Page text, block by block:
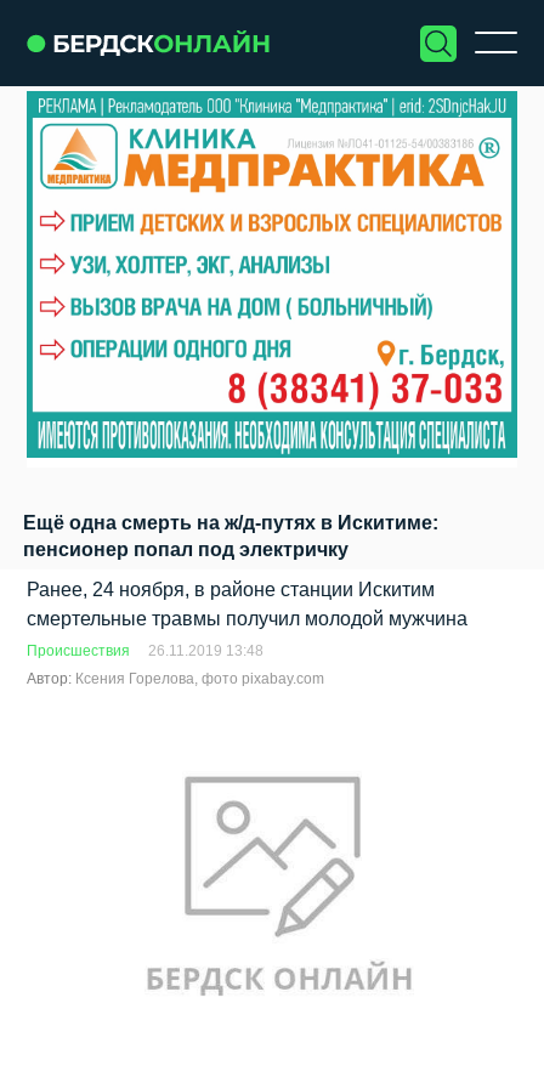
Ещё одна смерть на ж/д-путях в Искитиме:
пенсионер попал под электричку
Ранее, 24 ноября, в районе станции Искитим
смертельные травмы получил молодой мужчина
Происшествия
26.11.2019 13:48
Автор: Ксения Горелова, фото pixabay.com